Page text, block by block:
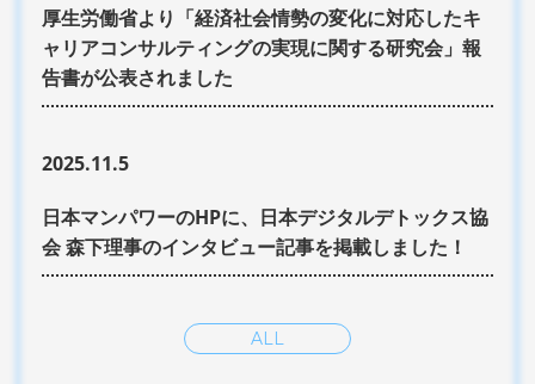
厚生労働省より「経済社会情勢の変化に対応したキ
ャリアコンサルティングの実現に関する研究会」報
告書が公表されました
2025.11.5
日本マンパワーのHPに、日本デジタルデトックス協
会 森下理事のインタビュー記事を掲載しました！
ALL